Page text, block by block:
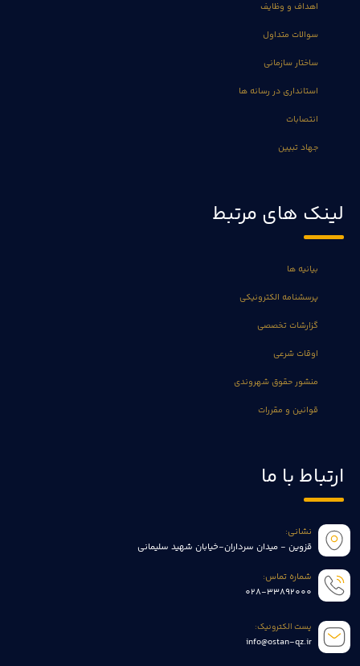
اهداف و وظایف
سوالات متداول
ساختار سازمانی
استانداری در رسانه ها
انتصابات
جهاد تبیین
لینک های مرتبط
بیانیه ها
پرسشنامه الکترونیکی
گزارشات تخصصی
اوقات شرعی
منشور حقوق شهروندی
قوانین و مقررات
ارتباط با ما
نشانی:
قزوین - میدان سرداران-خیابان شهید سلیمانی
شماره تماس:
028-33892000
پست الکترونیک:
info@ostan-qz.ir